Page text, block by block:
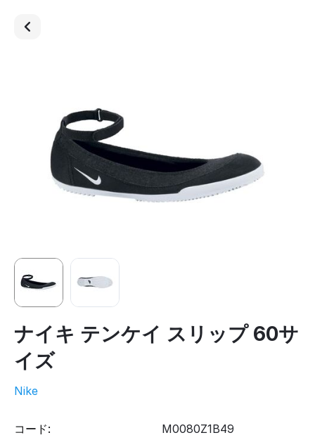
ナイキ テンケイ スリップ 60サ
イズ
Nike
コード: M0080Z1B49